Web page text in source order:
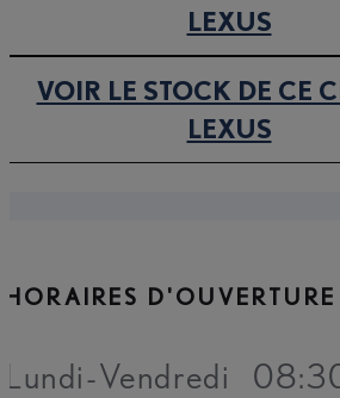
LEXUS(OPENS
VOIR LE STOCK DE CE
LEXUS(OPENS
HORAIRES D'OUVERTURE
Lundi-Vendredi